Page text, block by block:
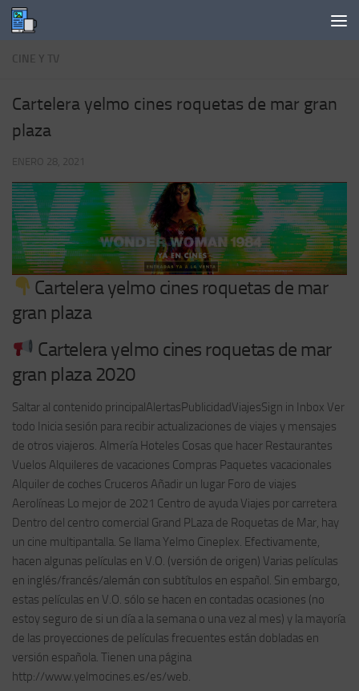
Saltar al contenido
CINE Y TV
Cartelera yelmo cines roquetas de mar gran
plaza
ENERO 28, 2021
Cartelera yelmo cines roquetas de mar
gran plaza
Cartelera yelmo cines roquetas de mar
gran plaza 2020
Saltar al contenido principalAlertasPublicidadViajesSign in Inbox Ver
todo Inicia sesión para recibir actualizaciones de viajes y mensajes
de otros viajeros. Almería Hoteles Cosas que hacer Restaurantes
Vuelos Alquileres de vacaciones Compras Paquetes vacacionales
Alquiler de coches Cruceros Añadir un lugar Foro de viajes
Aerolíneas Lo mejor de 2021 Centro de ayuda Viajes por carretera
Dentro del centro comercial Grand PLaza de Roquetas de Mar, hay
un cine multipantalla. Se llama Yelmo Cineplex. Efectivamente,
hacen algunas películas en V.O. (versión de origen) Varias películas
en inglés/francés/alemán con subtítulos en español. Sin embargo,
estas películas en V.O. sólo se hacen en contadas ocasiones (no
estoy seguro de si un día a la semana o una vez al mes) y la mayoría
de las proyecciones de películas frecuentes están dobladas en
versión española. Tienen una página
http://www.yelmocines.es/es/web.